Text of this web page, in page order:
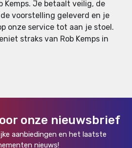
Kemps. Je betaalt veilig, de
voorstelling geleverd en je
onze service tot aan je stoel.
straks van Rob Kemps in
onze nieuwsbrief
aanbiedingen en het laatste
nieuws!